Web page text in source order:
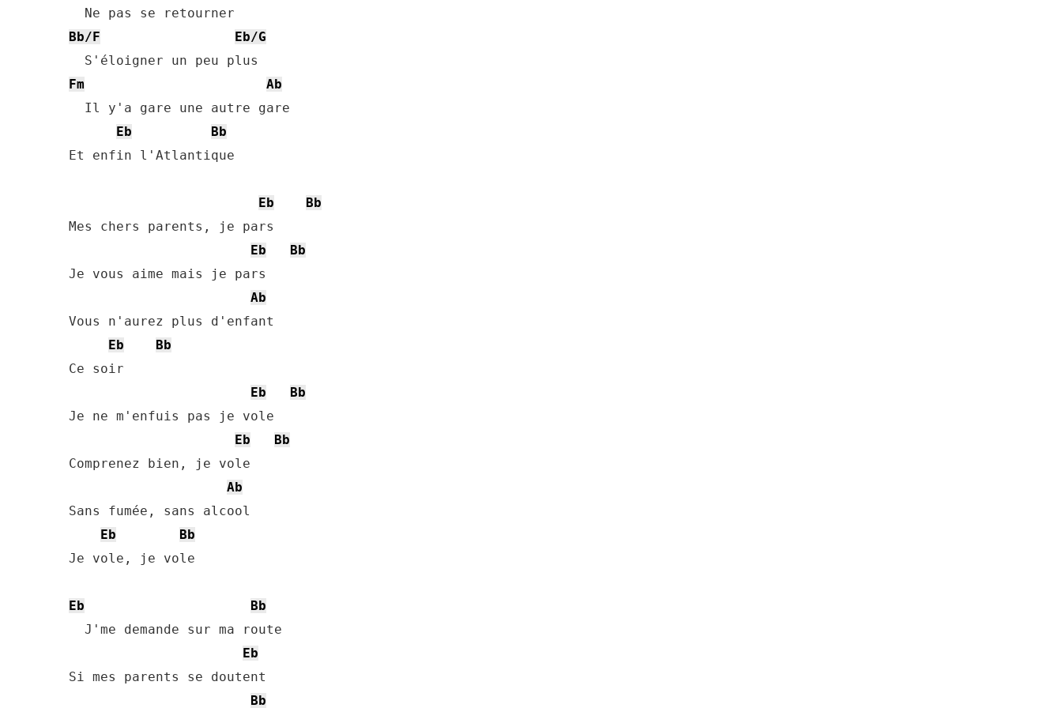
Bb/F
Eb/G
Fm
Ab
  Il y'a gare une autre gare
Eb
Bb
Et enfin l'Atlantique
Eb
Bb
Mes chers parents, je pars
Eb
Bb
Je vous aime mais je pars
Ab
Vous n'aurez plus d'enfant
Eb
Bb
Ce soir
Eb
Bb
Je ne m'enfuis pas je vole
Eb
Bb
Comprenez bien, je vole
Ab
Sans fumée, sans alcool
Eb
Bb
Je vole, je vole
Eb
Bb
  J'me demande sur ma route
Eb
Si mes parents se doutent
Bb